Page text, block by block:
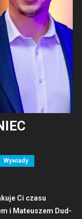
Wywiady
Ci cza­su
i Mateuszem Dud­